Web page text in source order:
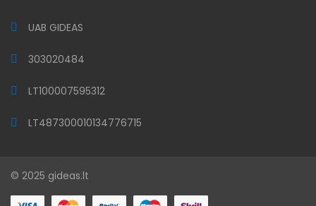
UAB GIDEAS
303020484
LT100007595312
LT487300010134776715
© 2025 gideas.lt